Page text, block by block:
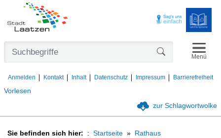
Vorlesen
Anmelden Kontakt Inhalt Datenschutz Impressum Barrierefreiheit
Menü
zur Schlagwortwolke
Sie befinden sich hier: Startseite Rathaus